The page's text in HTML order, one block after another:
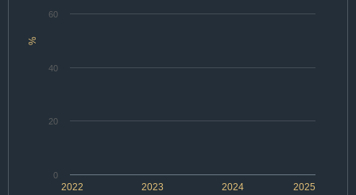
%
2022 2024
2023 2025
0
20
40
60